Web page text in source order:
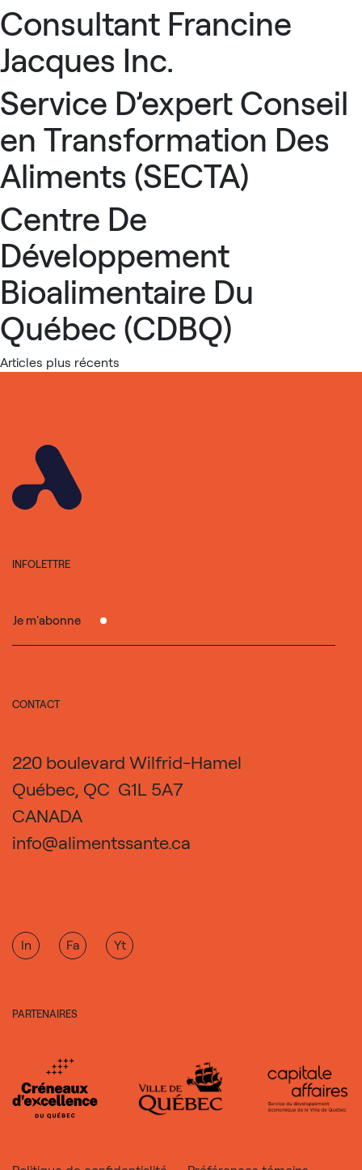
Consultant Francine
Jacques Inc.
Service D’expert Conseil
en Transformation Des
Aliments (SECTA)
Centre De
Développement
Bioalimentaire Du
Québec (CDBQ)
Navigation
articles
Articles plus récents
CONTACT
220 boulevard Wilfrid-Hamel
Québec, QC G1L 5A7
CANADA
info@alimentssante.ca
In Fa Yt
INFOLETTRE
Je m'abonne
PARTENAIRES